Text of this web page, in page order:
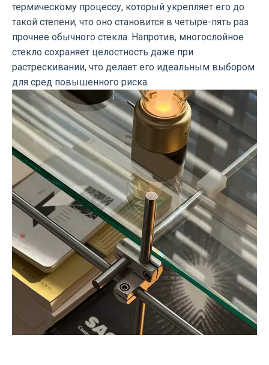
термическому процессу, который укрепляет его до
такой степени, что оно становится в четыре-пять раз
прочнее обычного стекла. Напротив, многослойное
стекло сохраняет целостность даже при
растрескивании, что делает его идеальным выбором
для сред повышенного риска.